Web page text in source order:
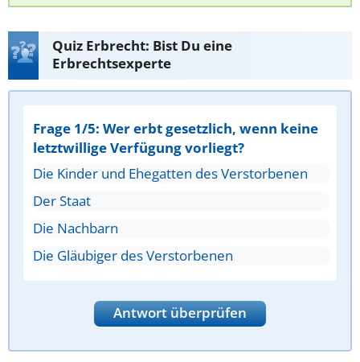
Quiz Erbrecht: Bist Du eine
Erbrechtsexperte
Frage 1/5: Wer erbt gesetzlich, wenn keine
letztwillige Verfügung vorliegt?
Die Kinder und Ehegatten des Verstorbenen
Der Staat
Die Nachbarn
Die Gläubiger des Verstorbenen
Antwort überprüfen